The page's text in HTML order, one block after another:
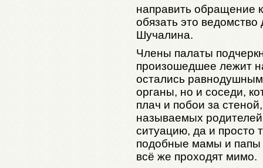
направить обращение
обязать это
Шучалина.
Члены палаты
произошедшее лежит
остались
органы, но и соседи,
плач и побои за
называемых
ситуацию, да и просто
подобные мамы и папы
всё же проходят мимо.